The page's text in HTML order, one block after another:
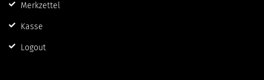
Merkzettel
Kasse
Logout